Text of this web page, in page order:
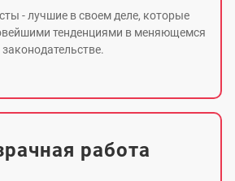
- лучшие в своем деле, которые
тенденциями в меняющемся
законодательстве.
работа